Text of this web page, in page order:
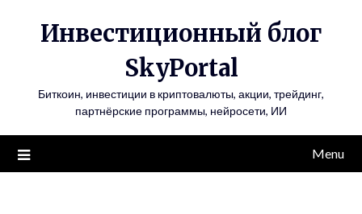
Инвестиционный блог
SkyPortal
Биткоин, инвестиции в криптовалюты, акции, трейдинг,
партнёрские программы, нейросети, ИИ
Menu